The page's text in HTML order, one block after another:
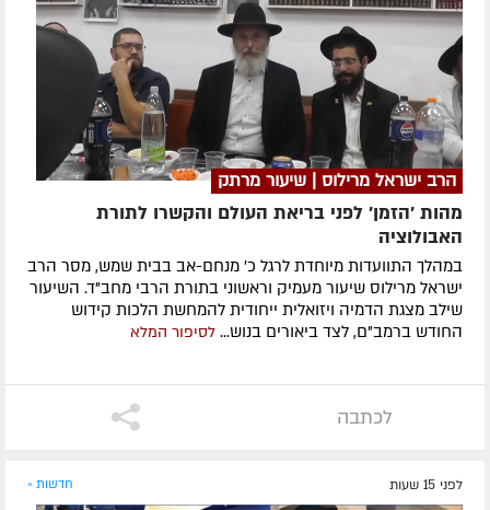
הרב ישראל מרילוס | שיעור מרתק
מהות 'הזמן' לפני בריאת העולם והקשרו לתורת
האבולוציה
במהלך התוועדות מיוחדת לרגל כ' מנחם-אב בבית שמש, מסר הרב
ישראל מרילוס שיעור מעמיק וראשוני בתורת הרבי מחב"ד. השיעור
שילב מצגת הדמיה ויזואלית ייחודית להמחשת הלכות קידוש
החודש ברמב"ם, לצד ביאורים בנוש... לסיפור המלא
לכתבה
לפני 15 שעות חדשות »